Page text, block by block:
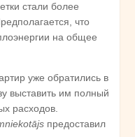
стали более
что
на общее
уже обратились в
выставить им полный
расходов.
предоставил